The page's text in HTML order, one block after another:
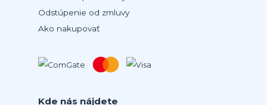
Odstúpenie od zmluvy
Ako nakupovať
Kde nás nájdete